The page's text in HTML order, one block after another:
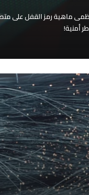
ماهية رمز القفل على
أمنية!